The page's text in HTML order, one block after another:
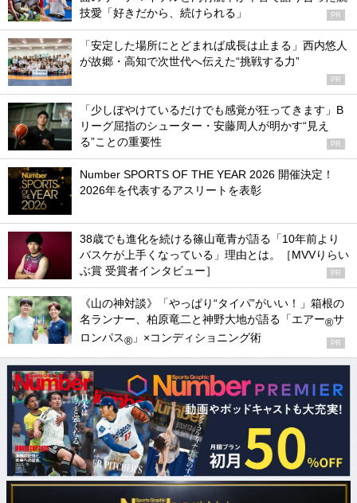
技愛「好きだから、続けられる」
PR
「安定した場所にとどまれば成長は止まる」西内悠人
が故郷・高知で次世代へ伝えた“挑戦する力”
PR
「少しぼやけているだけでも感覚が狂ってきます」B
リーグ屈指のシューター・安藤周人が明かす“見え
る”ことの重要性
PR
Number SPORTS OF THE YEAR 2026 開催決定！
2026年を代表するアスリートを表彰
38歳でも進化を続ける篠山竜青が語る「10年前より
バスケが上手くなっている」理由とは。［MVVりらい
ぶ賞 受賞者インタビュー］
PR
《山の神対談》「やっぱり“タイパ”がいい！」箱根の
名ランナー、柏原竜二と神野大地が語る「エアー®サ
ロンパス® 」×コンディショニング術 PR